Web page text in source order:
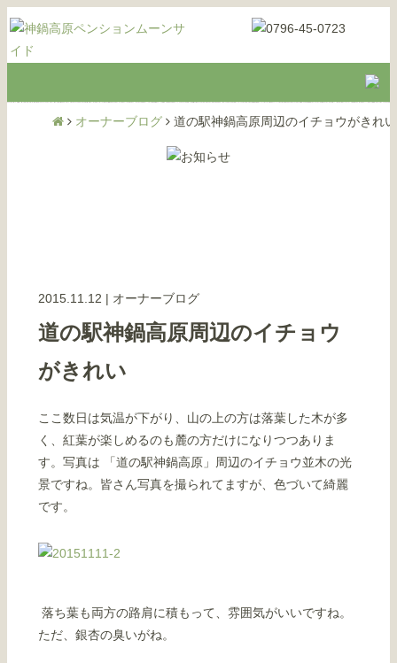
オーナーブログ 道の駅神鍋高原周辺のイチョウがきれい
2015.11.12 | オーナーブログ
道の駅神鍋高原周辺のイチョウ
がきれい
ここ数日は気温が下がり、山の上の方は落葉した木が多
く、紅葉が楽しめるのも麓の方だけになりつつありま
す。写真は 「道の駅神鍋高原」周辺のイチョウ並木の光
景ですね。皆さん写真を撮られてますが、色づいて綺麗
です。
落ち葉も両方の路肩に積もって、雰囲気がいいですね。
ただ、銀杏の臭いがね。